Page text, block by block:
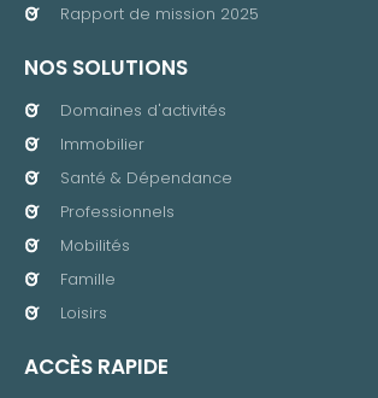
Rapport de mission 2025
NOS SOLUTIONS
Domaines d'activités
Immobilier
Santé & Dépendance
Professionnels
Mobilités
Famille
Loisirs
ACCÈS RAPIDE